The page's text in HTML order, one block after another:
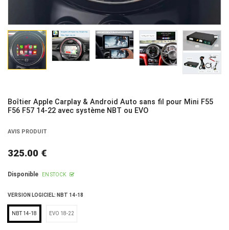
Boîtier Apple Carplay & Android Auto sans fil pour Mini F55
F56 F57 14-22 avec système NBT ou EVO
AVIS PRODUIT
Prix
régulier
325.00 €
Disponible EN STOCK
VERSION LOGICIEL: NBT 14-18
NBT 14-18 EVO 18-22